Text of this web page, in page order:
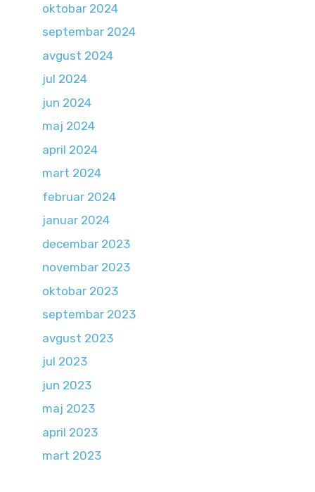
oktobar 2024
septembar 2024
avgust 2024
jul 2024
jun 2024
maj 2024
april 2024
mart 2024
februar 2024
januar 2024
decembar 2023
novembar 2023
oktobar 2023
septembar 2023
avgust 2023
jul 2023
jun 2023
maj 2023
april 2023
mart 2023